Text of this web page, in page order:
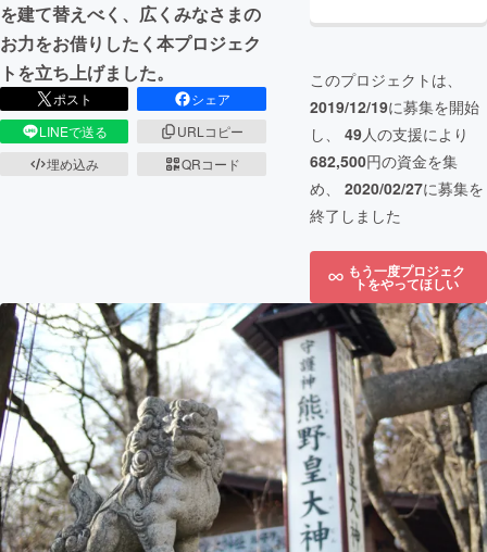
を建て替えべく、広くみなさまの
お力をお借りしたく本プロジェク
トを立ち上げました。
ポスト
シェア
LINEで送る
URLコピー
埋め込み
QRコード
このプロジェクトは、
2019/12/19に募集を開始
し、 49人の支援により
682,500円の資金を集
め、 2020/02/27に募集を
終了しました
もう一度プロジェク
トをやってほしい